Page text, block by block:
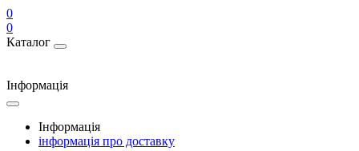
0
0
Каталог
Інформація
Інформація
інформація про доставку